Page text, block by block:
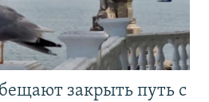
закрыть путь с